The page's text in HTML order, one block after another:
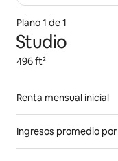
Plano 1 de 1
Studio
496 ft²
Renta mensual inicial
Ingresos promedio por